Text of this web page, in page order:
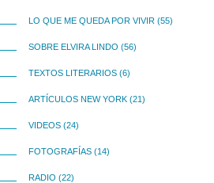
LO QUE ME QUEDA POR VIVIR (55)
SOBRE ELVIRA LINDO (56)
TEXTOS LITERARIOS (6)
ARTÍCULOS NEW YORK (21)
VIDEOS (24)
FOTOGRAFÍAS (14)
RADIO (22)